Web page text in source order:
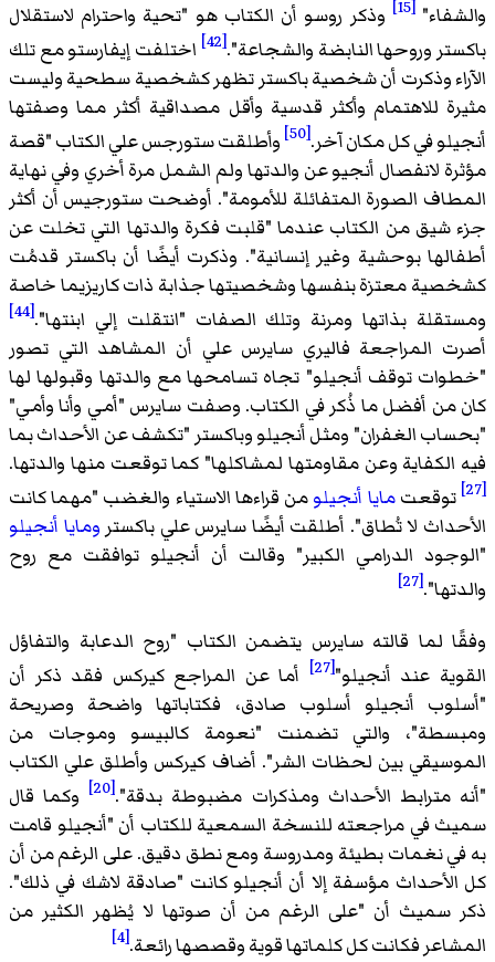
وذكر روسو أن الكتاب هو "تحية واحترام لاستقلال
وروحها النابضة والشجاعة".[42]
اختلفت إيفارستو مع تلك
وذكرت أن شخصية باكستر تظهر كشخصية سطحية وليست
للاهتمام وأكثر قدسية وأقل مصداقية أكثر مما وصفتها
في كل مكان آخر.[50]
وأطلقت ستورجس علي الكتاب "قصة
لانفصال أنجيو عن والدتها ولم الشمل مرة أخري وفي نهاية
الصورة المتفائلة للأمومة". أوضحت ستورجيس أن أكثر
من الكتاب عندما "قلبت فكرة والدتها التي تخلت عن
بوحشية وغير إنسانية". وذكرت أيضًا أن باكستر قدمُت
معتزة بنفسها وشخصيتها جذابة ذات كاريزيما خاصة
بذاتها ومرنة وتلك الصفات "انتقلت إلي ابنتها".[44]
المراجعة فاليري سايرس علي أن المشاهد التي تصور
توقف أنجيلو" تجاه تسامحها مع والدتها وقبولها لها
أفضل ما ذُكر في الكتاب. وصفت سايرس "أمي وأنا وأمي"
الغفران" ومثل أنجيلو وباكستر "تكشف عن الأحداث بما
وعن مقاومتها لمشاكلها" كما توقعت منها والدتها.
مايا أنجيلومن قراءها الاستياء والغضب "مهما كانت
لا تُطاق". أطلقت أيضًا سايرس علي باكسترومايا أنجيلو
الدرامي الكبير" وقالت أن أنجيلو توافقت مع روح
[27]
لما قالته سايرس يتضمن الكتاب "روح الدعابة والتفاؤل
عند أنجيلو"[27]
أما عن المراجع كيركس فقد ذكر أن
أنجيلو أسلوب صادق، فكتاباتها واضحة وصريحة
والتي تضمنت "نعومة كالبيسو وموجات من
بين لحظات الشر". أضاف كيركس وأطلق علي الكتاب
مترابط الأحداث ومذكرات مضبوطة بدقة".[20]
وكما قال
في مراجعته للنسخة السمعية للكتاب أن "أنجيلو قامت
نغمات بطيئة ومدروسة ومع نطق دقيق. على الرغم من أن
مؤسفة إلا أن أنجيلو كانت "صادقة لاشك في ذلك".
أن "على الرغم من أن صوتها لا يُظهر الكثير من
فكانت كل كلماتها قوية وقصصها رائعة.[4]